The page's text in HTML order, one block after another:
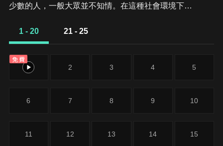
少數的人，一般大眾並不知情。在這種社會環境下，
夜為了守護和平而奮鬥著。《E.G.I.S.》的業務內容
光之粒子寄宿在他的體內。當大河從優幸的體內覺醒
時，新的故事即將開始！
1 - 20 21 - 25
免費
1 2 3 4 5
6 7 8 9 10
11 12 13 14 15